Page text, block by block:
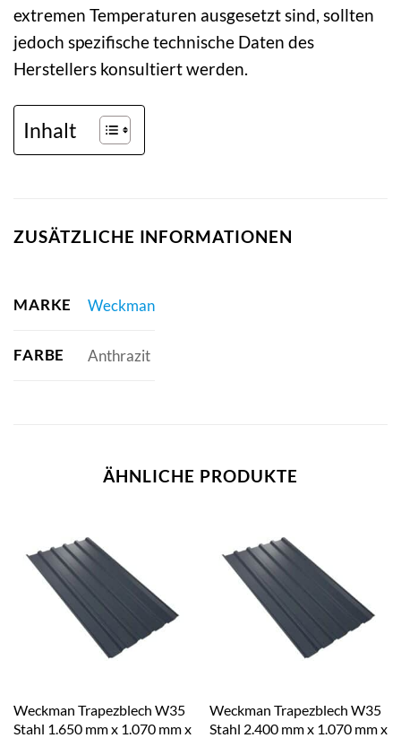
extremen Temperaturen ausgesetzt sind, sollten
jedoch spezifische technische Daten des
Herstellers konsultiert werden.
Inhalt
ZUSÄTZLICHE INFORMATIONEN
MARKE Weckman
FARBE Anthrazit
ÄHNLICHE PRODUKTE
Weckman Trapezblech W35
Stahl 1.650 mm x 1.070 mm x
Weckman Trapezblech W35
Stahl 2.400 mm x 1.070 mm x